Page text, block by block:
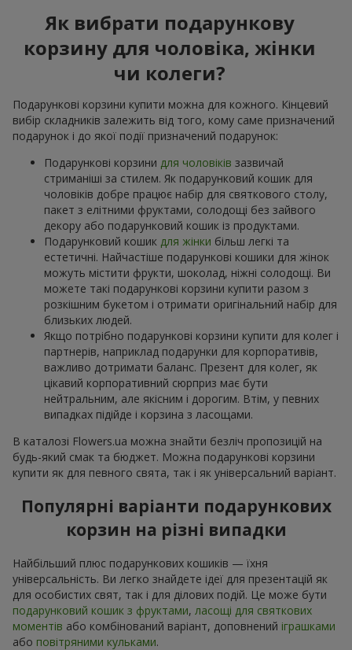
Як вибрати подарункову
корзину для чоловіка, жінки
чи колеги?
Подарункові корзини купити можна для кожного. Кінцевий
вибір складників залежить від того, кому саме призначений
подарунок і до якої події призначений подарунок:
Подарункові корзини для чоловіків зазвичай
стриманіші за стилем. Як подарунковий кошик для
чоловіків добре працює набір для святкового столу,
пакет з елітними фруктами, солодощі без зайвого
декору або подарунковий кошик із продуктами.
Подарунковий кошик для жінки більш легкі та
естетичні. Найчастіше подарункові кошики для жінок
можуть містити фрукти, шоколад, ніжні солодощі. Ви
можете такі подарункові корзини купити разом з
розкішним букетом і отримати оригінальний набір для
близьких людей.
Якщо потрібно подарункові корзини купити для колег і
партнерів, наприклад подарунки для корпоративів,
важливо дотримати баланс. Презент для колег, як
цікавий корпоративний сюрприз має бути
нейтральним, але якісним і дорогим. Втім, у певних
випадках підійде і корзина з ласощами.
В каталозі Flowers.ua можна знайти безліч пропозицій на
будь-який смак та бюджет. Можна подарункові корзини
купити як для певного свята, так і як універсальний варіант.
Популярні варіанти подарункових
корзин на різні випадки
Найбільший плюс подарункових кошиків — їхня
універсальність. Ви легко знайдете ідеї для презентацій як
для особистих свят, так і для ділових подій. Це може бути
подарунковий кошик з фруктами, ласощі для святкових
моментів або комбінований варіант, доповнений іграшками
або повітряними кульками.